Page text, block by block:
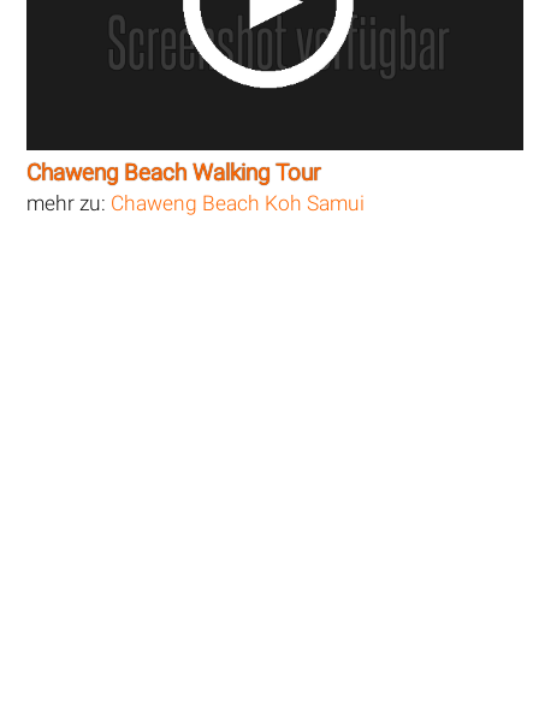
Chaweng Beach Walking Tour
mehr zu: Chaweng Beach Koh Samui